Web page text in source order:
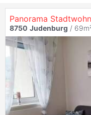
Panorama
8750 Judenburg /